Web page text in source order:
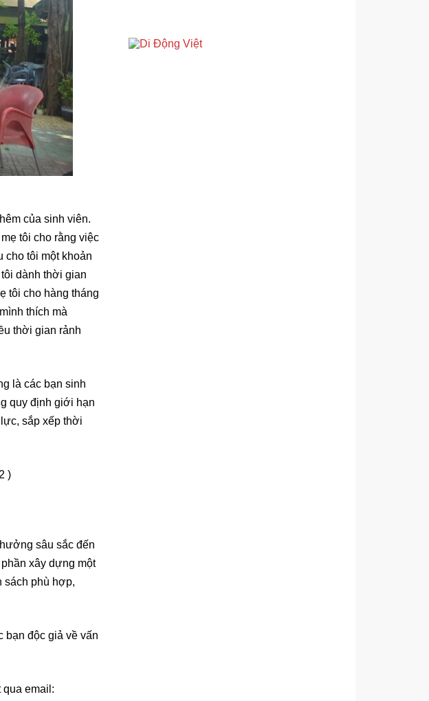
của sinh viên.
tôi cho rằng việc
cho tôi một khoản
dành thời gian
tôi cho hàng tháng
thích mà
thời gian rảnh
là các bạn sinh
quy định giới hạn
sắp xếp thời
)
sâu sắc đến
xây dựng một
sách phù hợp,
bạn độc giả về vấn
qua email: